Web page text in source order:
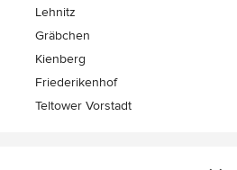
Lehnitz
Gräbchen
Kienberg
Friederikenhof
Teltower Vorstadt